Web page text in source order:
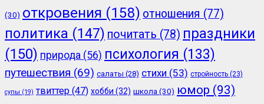
(30) откровения (158) отношения (77)
политика (147) почитать (78) праздники
(150) природа (56) психология (133)
путешествия (69) салаты (28) стихи (53) стройность (23)
супы (19) твиттер (47) хобби (32) школа (30) юмор (93)